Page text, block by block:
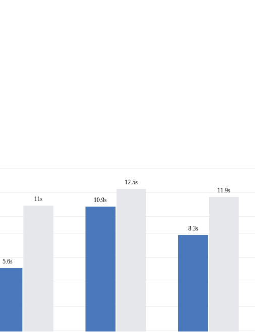
5.6s
11s 10.9s
12.5s
8.3s
11.9s